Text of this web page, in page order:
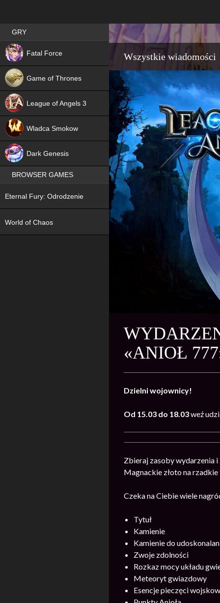
Wszystkie wiadomości
«ANIOŁ
Dzielni wojownicy!
Od 15.03 do 18.03weź
Zbieraj zasoby wydarzenia
Magnackie złoto na
Czeka na Ciebie wiele
Tytuł
Kamienie
Kamienie do
Zwoje zdolności
Rozkaz mocy układu
Meteoryt gwiazdowy
Esencje pieczęci
Best RPG games in Poland
GRY
Fatal Force
NEW
Game of Thrones
League of Angels 3
Wladca Smokow
Dark Genesis
BROWSER GAMES
Eternal Fury: Odrodzenie
World of Chaos